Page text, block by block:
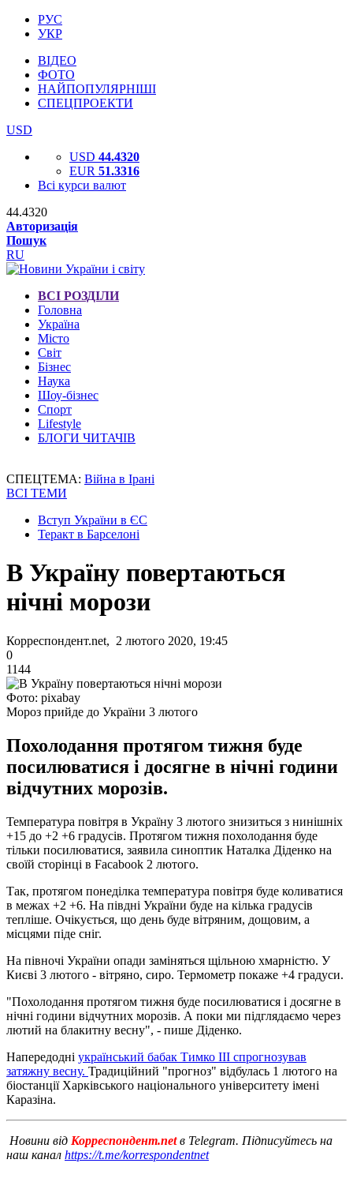
РУС
УКР
ВІДЕО
ФОТО
НАЙПОПУЛЯРНІШІ
СПЕЦПРОЕКТИ
USD
USD 44.4320
EUR 51.3316
Всі курси валют
44.4320
Авторизація
Пошук
RU
ВСІ РОЗДІЛИ
Головна
Україна
Місто
Світ
Бізнес
Наука
Шоу-бізнес
Спорт
Lifestyle
БЛОГИ ЧИТАЧІВ
СПЕЦТЕМА: Війна в Ірані
ВСІ ТЕМИ
Вступ України в ЄС
Теракт в Барселоні
В Україну повертаються
нічні морози
Корреспондент.net, 2 лютого 2020, 19:45
0
1144
Фото: pixabay
Мороз прийде до України 3 лютого
Похолодання протягом тижня буде
посилюватися і досягне в нічні години
відчутних морозів.
Температура повітря в Україну 3 лютого знизиться з нинішніх
+15 до +2 +6 градусів. Протягом тижня похолодання буде
тільки посилюватися, заявила синоптик Наталка Діденко на
своїй сторінці в Facabook 2 лютого.
Так, протягом понеділка температура повітря буде коливатися
в межах +2 +6. На півдні України буде на кілька градусів
тепліше. Очікується, що день буде вітряним, дощовим, а
місцями піде сніг.
На півночі України опади заміняться щільною хмарністю. У
Києві 3 лютого - вітряно, сиро. Термометр покаже +4 градуси.
"Похолодання протягом тижня буде посилюватися і досягне в
нічні години відчутних морозів. А поки ми підглядаємо через
лютий на блакитну весну", - пише Діденко.
Напередодні український бабак Тимко III спрогнозував
затяжну весну. Традиційний "прогноз" відбулась 1 лютого на
біостанції Харківського національного університету імені
Каразіна.
Новини від Корреспондент.netв Telegram. Підписуйтесь на
наш канал https://t.me/korrespondentnet